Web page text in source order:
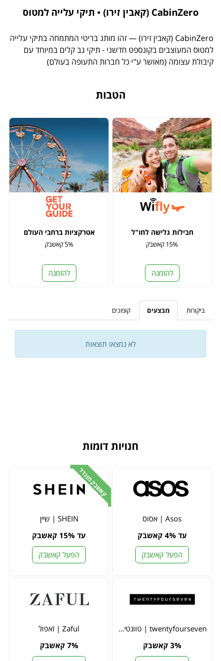
CabinZero (קאבין זירו) • תיקי עלייה למטוס
CabinZero (קאבין זירו) — זהו מותג בריטי המתמחה בתיקי עלייה
למטוס המעוצבים בקונספט חדשני - תיקי גב קלים במיוחד עם
קיבולת עצומה (מאושר ע"י כל חברות התעופה בעולם)
הטבות
חבילות גלישה לחו"ל
15% קאשבק
להזמנה
אטרקציות ברחבי העולם
5% קאשבק
להזמנה
ביקורות מבצעים קופונים
לא נמצאו תוצאות
חנויות דומות
Asos | אסוס
עד 4% קאשבק
הפעל קאשבק
קאשבק מוגדל
SHEIN | שיין
עד 15% קאשבק
הפעל קאשבק
twentyfourseven | טוונטי פור סבן
3% קאשבק
Zaful | זאפול
7% קאשבק